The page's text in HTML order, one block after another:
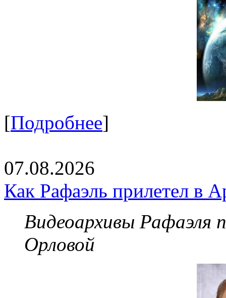
[Подробнее]
07.08.2026
Как Рафаэль прилетел в
Видеоархивы Рафаэля
Орловой